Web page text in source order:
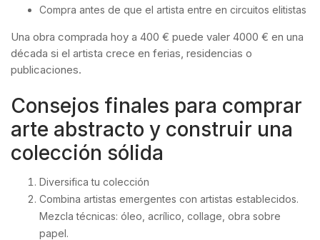
Compra antes de que el artista entre en circuitos elitistas
Una obra comprada hoy a 400 € puede valer 4000 € en una
década si el artista crece en ferias, residencias o
publicaciones.
Consejos finales para comprar
arte abstracto y construir una
colección sólida
Diversifica tu colección
Combina artistas emergentes con artistas establecidos.
Mezcla técnicas: óleo, acrílico, collage, obra sobre
papel.